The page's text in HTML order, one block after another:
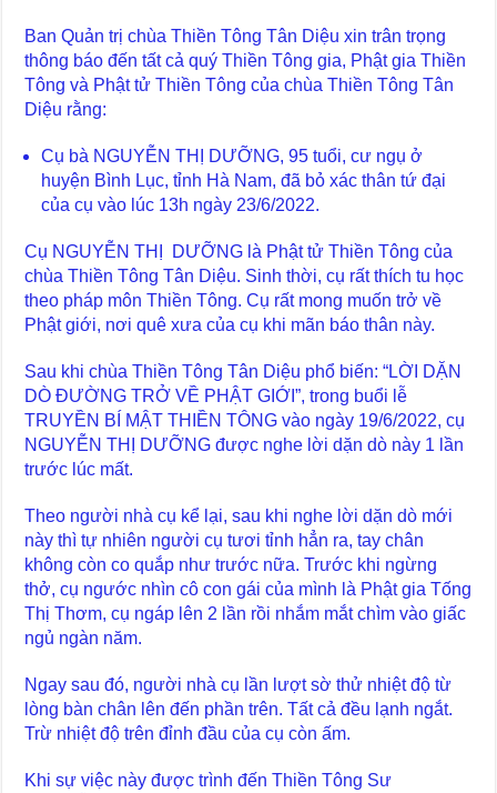
Ban Quản trị chùa Thiền Tông Tân Diệu xin trân trọng
thông báo đến tất cả quý Thiền Tông gia, Phật gia Thiền
Tông và Phật tử Thiền Tông của chùa Thiền Tông Tân
Diệu rằng:
Cụ bà NGUYỄN THỊ DƯỠNG, 95 tuổi, cư ngụ ở
huyện Bình Lục, tỉnh Hà Nam, đã bỏ xác thân tứ đại
của cụ vào lúc 13h ngày 23/6/2022.
Cụ NGUYỄN THỊ DƯỠNG là Phật tử Thiền Tông của
chùa Thiền Tông Tân Diệu. Sinh thời, cụ rất thích tu học
theo pháp môn Thiền Tông. Cụ rất mong muốn trở về
Phật giới, nơi quê xưa của cụ khi mãn báo thân này.
Sau khi chùa Thiền Tông Tân Diệu phổ biến: “LỜI DẶN
DÒ ĐƯỜNG TRỞ VỀ PHẬT GIỚI”, trong buổi lễ
TRUYỀN BÍ MẬT THIỀN TÔNG vào ngày 19/6/2022, cụ
NGUYỄN THỊ DƯỠNG được nghe lời dặn dò này 1 lần
trước lúc mất.
Theo người nhà cụ kể lại, sau khi nghe lời dặn dò mới
này thì tự nhiên người cụ tươi tỉnh hẳn ra, tay chân
không còn co quắp như trước nữa. Trước khi ngừng
thở, cụ ngước nhìn cô con gái của mình là Phật gia Tống
Thị Thơm, cụ ngáp lên 2 lần rồi nhắm mắt chìm vào giấc
ngủ ngàn năm.
Ngay sau đó, người nhà cụ lần lượt sờ thử nhiệt độ từ
lòng bàn chân lên đến phần trên. Tất cả đều lạnh ngắt.
Trừ nhiệt độ trên đỉnh đầu của cụ còn ấm.
Khi sự việc này được trình đến Thiền Tông Sư